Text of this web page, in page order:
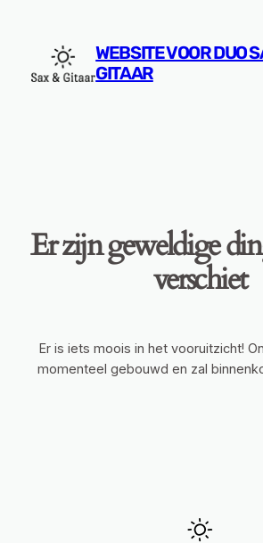
WEBSITE VOOR DUO
GITAAR
Er zijn geweldige
verschiet
Er is iets moois in het vooruitzicht!
momenteel gebouwd en zal